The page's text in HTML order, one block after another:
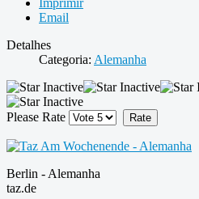
Imprimir
Email
Detalhes
Categoria: Alemanha
Please Rate
Berlin - Alemanha
taz.de